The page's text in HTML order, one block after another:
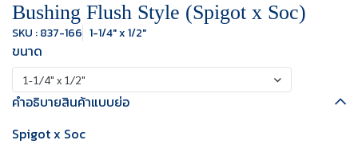
Bushing Flush Style (Spigot x Soc)
SKU : 837-166 1-1/4" x 1/2"
ขนาด
1-1/4" x 1/2"
คำอธิบายสินค้าแบบย่อ
Spigot x Soc